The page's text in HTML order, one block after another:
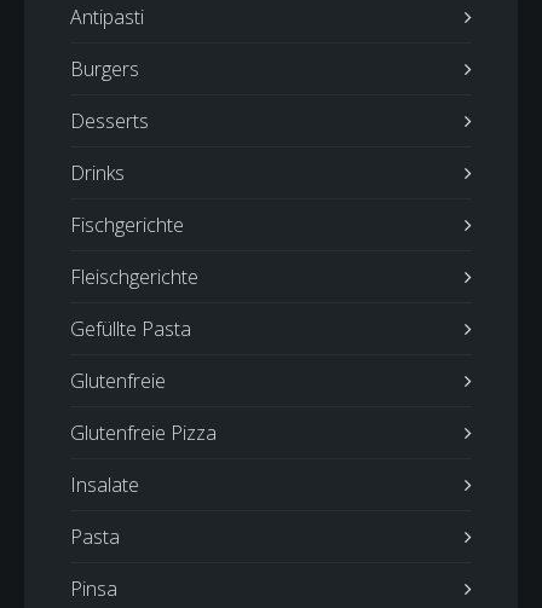
Antipasti
Burgers
Desserts
Drinks
Fischgerichte
Fleischgerichte
Gefüllte Pasta
Glutenfreie
Glutenfreie Pizza
Insalate
Pasta
Pinsa